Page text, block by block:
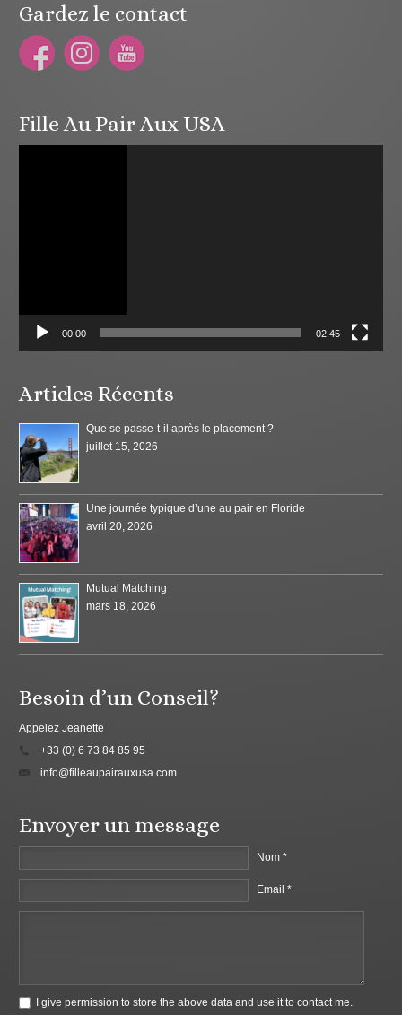
Gardez le contact
Fille Au Pair Aux USA
00:00 02:45
Articles Récents
Que se passe-t-il après le placement ?
juillet 15, 2026
Une journée typique d’une au pair en Floride
avril 20, 2026
Mutual Matching
mars 18, 2026
Besoin d’un Conseil?
Appelez Jeanette
+33 (0) 6 73 84 85 95
info@filleaupairauxusa.com
Envoyer un message
Nom *
Email *
I give permission to store the above data and use it to contact me.